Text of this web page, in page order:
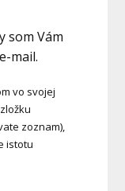
som Vám
mail.
vo svojej
zoznam),
istotu